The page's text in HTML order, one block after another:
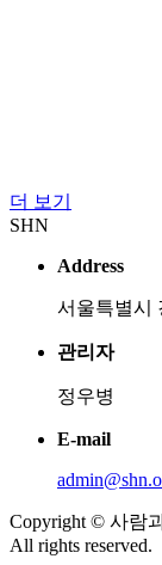
더 보기
SHN
Address
서울특별시
관리자
정우병
E-mail
Copyright © 사람
All rights reserved.